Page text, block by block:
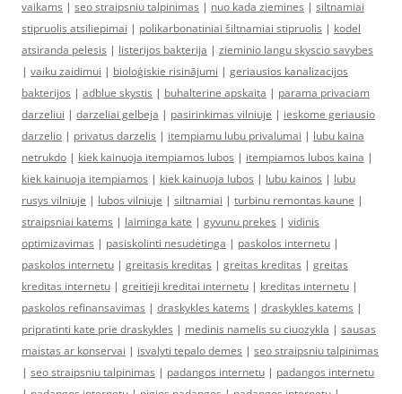
vaikams | seo straipsniu talpinimas | nuo kada ziemines | siltnamiai
stipruolis atsiliepimai | polikarbonatiniai šiltnamiai stipruolis | kodel
atsiranda pelesis | listerijos bakterija | zieminio langu skyscio savybes
| vaiku zaidimui | bioloģiskie risinājumi | geriausios kanalizacijos
bakterijos | adblue skystis | buhalterine apskaita | parama privaciam
darzeliui | darzeliai gelbeja | pasirinkimas vilniuje | ieskome geriausio
darzelio | privatus darzelis | itempiamu lubu privalumai | lubu kaina
netrukdo | kiek kainuoja itempiamos lubos | itempiamos lubos kaina |
kiek kainuoja itempiamos | kiek kainuoja lubos | lubu kainos | lubu
rusys vilniuje | lubos vilniuje | siltnamiai | turbinu remontas kaune |
straipsniai katems | laiminga kate | gyvunu prekes | vidinis
optimizavimas | pasiskolinti nesudėtinga | paskolos internetu |
paskolos internetu | greitasis kreditas | greitas kreditas | greitas
kreditas internetu | greitieji kreditai internetu | kreditas internetu |
paskolos refinansavimas | draskykles katems | draskykles katems |
pripratinti kate prie draskykles | medinis namelis su ciuozykla | sausas
maistas ar konservai | isvalyti tepalo demes | seo straipsniu talpinimas
| seo straipsniu talpinimas | padangos internetu | padangos internetu